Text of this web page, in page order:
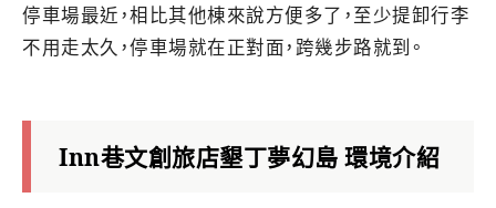
停車場最近，相比其他棟來說方便多了，至少提卸行李
不用走太久，停車場就在正對面，跨幾步路就到。
Inn巷文創旅店墾丁夢幻島 環境介紹